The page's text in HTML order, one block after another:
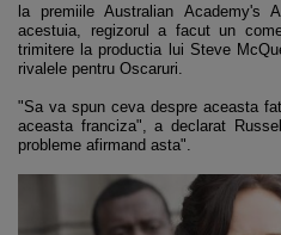
la premiile Australian Academy's
acestuia, regizorul a facut un
trimitere la productia lui Steve
rivalele pentru Oscaruri.
"Sa va spun ceva despre aceasta
aceasta franciza", a declarat
probleme afirmand asta".